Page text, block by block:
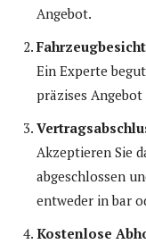
Angebot.
Ein Experte
präzises
Akzeptieren Sie
abgeschlossen
entweder in bar
Kostenlose